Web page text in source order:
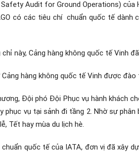
Safety Audit for Ground Operations)
có các tiêu chí chuẩn quốc tế
này, Cảng hàng không quốc tế Vinh
Cảng hàng không quốc tế Vinh được
Đội phó Đội Phục vụ hành khách
phục vụ tại sảnh đi tầng 2. Nhờ sự
Tết hay mùa du lịch hè.
quốc tế của IATA, đơn vị đã xây